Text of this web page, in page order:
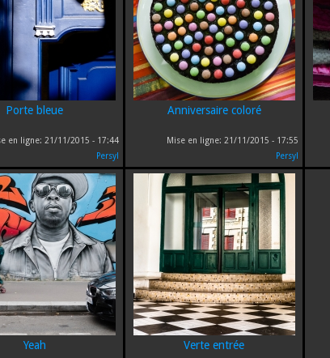
Porte bleue
en ligne: 21/11/2015 - 17:44
Persyl
Anniversaire coloré
Mise en ligne: 21/11/2015 - 17:55
Persyl
Yeah Verte entrée